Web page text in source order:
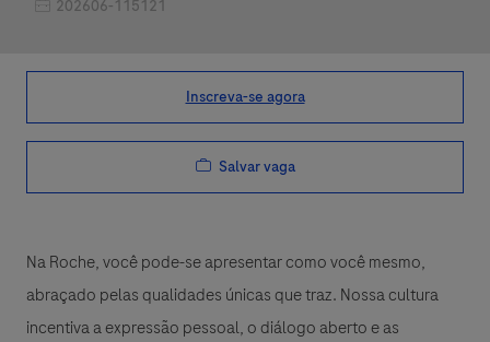
Job Id202606-115121
Inscreva-se agora
Salvar vaga
Na Roche, você pode-se apresentar como você mesmo,
abraçado pelas qualidades únicas que traz. Nossa cultura
incentiva a expressão pessoal, o diálogo aberto e as